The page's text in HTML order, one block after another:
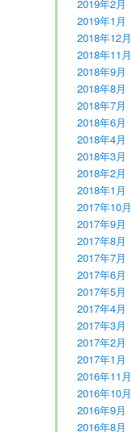
2019年2月
2019年1月
2018年12月
2018年11月
2018年9月
2018年8月
2018年7月
2018年6月
2018年4月
2018年3月
2018年2月
2018年1月
2017年10月
2017年9月
2017年8月
2017年7月
2017年6月
2017年5月
2017年4月
2017年3月
2017年2月
2017年1月
2016年11月
2016年10月
2016年9月
2016年8月